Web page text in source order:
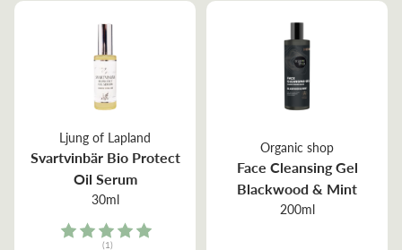
Ljung of Lapland
Svartvinbär Bio Protect
Oil Serum
30ml
Rating:
(1)
Organic shop
Face Cleansing Gel
Blackwood & Mint
200ml